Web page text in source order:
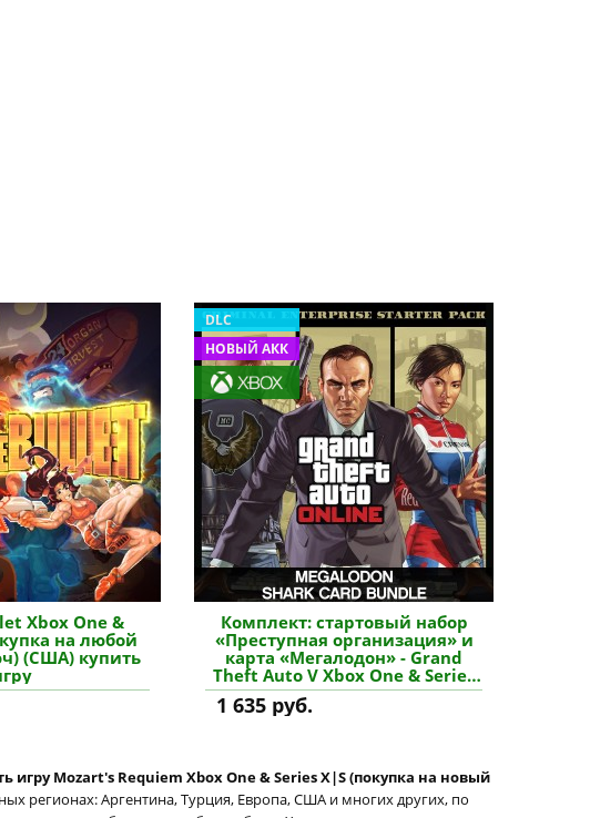
Xbox One &
на любой
(США) купить
DLC
НОВЫЙ АКК
Комплект: стартовый набор
«Преступная организация» и
карта «Мегалодон» - Grand
Theft Auto V Xbox One & Series
X|S (покупка на новый
аккаунт) купить дополнение
1 635 руб.
игру Mozart's Requiem Xbox One & Series X|S (покупка на новый
регионах: Аргентина, Турция, Европа, США и многих других, по